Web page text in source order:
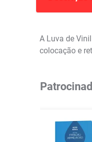
A Luva de
colocação e